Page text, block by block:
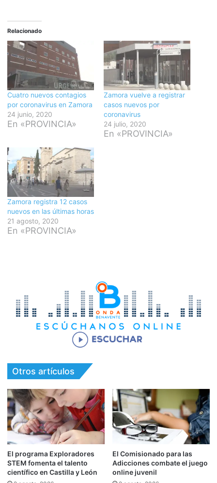
Relacionado
Cuatro nuevos contagios
por coronavirus en Zamora
24 junio, 2020
En «PROVINCIA»
Zamora vuelve a registrar
casos nuevos por
coronavirus
24 julio, 2020
En «PROVINCIA»
Zamora registra 12 casos
nuevos en las últimas horas
21 agosto, 2020
En «PROVINCIA»
Otros artículos
El programa Exploradores
STEM fomenta el talento
científico en Castilla y León
El Comisionado para las
Adicciones combate el juego
online juvenil